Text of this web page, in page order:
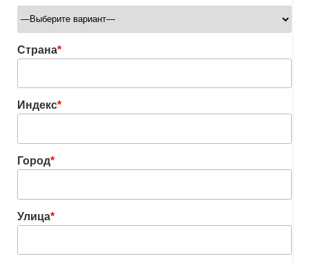
Страна*
Индекс*
Город*
Улица*